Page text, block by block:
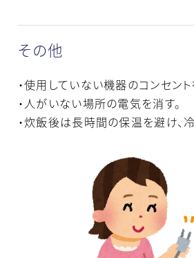
その他
・使用していない機器のコンセント
・人がいない場所の電気を消す。
・炊飯後は長時間の保温を避け、